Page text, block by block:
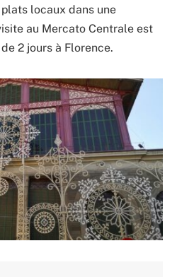
locaux dans une
au Mercato Centrale est
2 jours à Florence.